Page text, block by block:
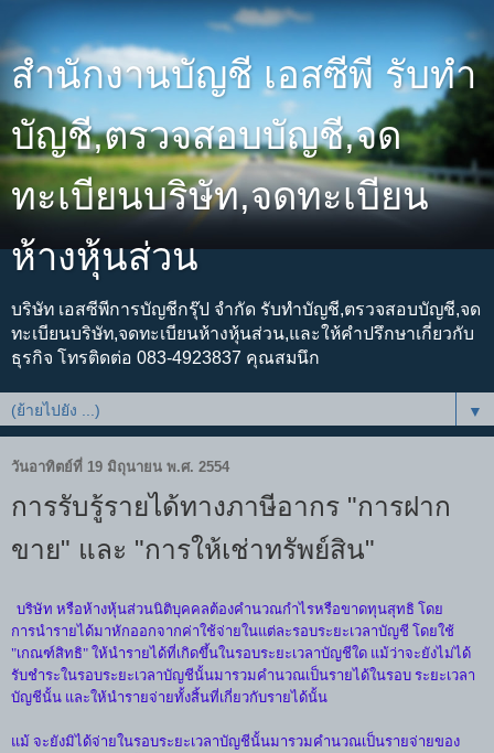
สำนักงานบัญชี เอสซีพี รับทำ
บัญชี,ตรวจสอบบัญชี,จด
ทะเบียนบริษัท,จดทะเบียน
ห้างหุ้นส่วน
บริษัท เอสซีพีการบัญชีกรุ๊ป จำกัด รับทำบัญชี,ตรวจสอบบัญชี,จด
ทะเบียนบริษัท,จดทะเบียนห้างหุ้นส่วน,และให้คำปรึกษาเกี่ยวกับ
ธุรกิจ โทรติดต่อ 083-4923837 คุณสมนึก
▼
วันอาทิตย์ที่ 19 มิถุนายน พ.ศ. 2554
การรับรู้รายได้ทางภาษีอากร "การฝาก
ขาย" และ "การให้เช่าทรัพย์สิน"
บริษัท หรือห้างหุ้นส่วนนิติบุคคลต้องคำนวณกำไรหรือขาดทุนสุทธิ โดย
การนำรายได้มาหักออกจากค่าใช้จ่ายในแต่ละรอบระยะเวลาบัญชี โดยใช้
"เกณฑ์สิทธิ" ให้นำรายได้ที่เกิดขึ้นในรอบระยะเวลาบัญชีใด แม้ว่าจะยังไม่ได้
รับชำระในรอบระยะเวลาบัญชีนั้นมารวมคำนวณเป็นรายได้ในรอบ ระยะเวลา
บัญชีนั้น และให้นำรายจ่ายทั้งสิ้นที่เกี่ยวกับรายได้นั้น
แม้ จะยังมิได้จ่ายในรอบระยะเวลาบัญชีนั้นมารวมคำนวณเป็นรายจ่ายของ